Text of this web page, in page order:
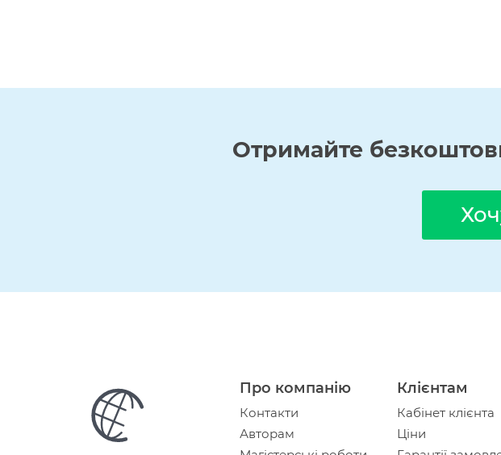
Отримайте
Про компанію
Контакти
Авторам
Клієнтам
Кабінет клієнта
Ціни